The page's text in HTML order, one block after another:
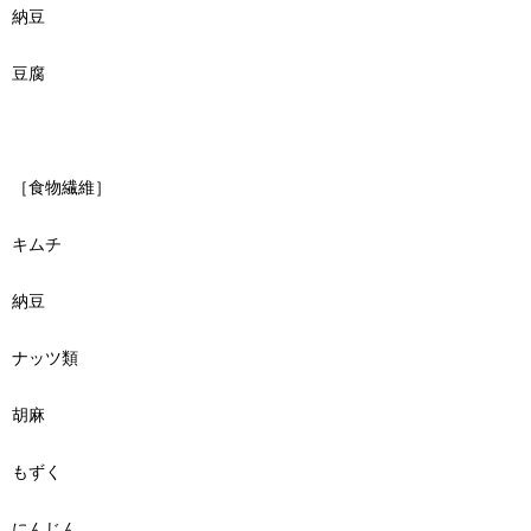
納豆
豆腐
［食物繊維］
キムチ
納豆
ナッツ類
胡麻
もずく